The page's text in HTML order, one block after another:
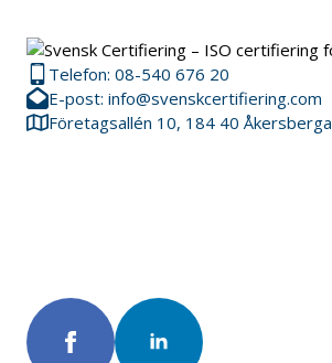
Telefon: 08-540 676 20
E-post: info@svenskcertifiering.com
Företagsallén 10, 184 40 Åkersberga